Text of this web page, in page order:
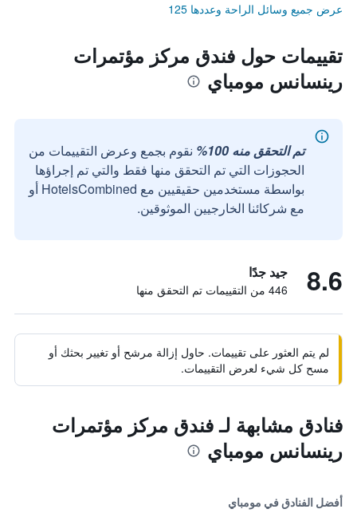
عرض جميع وسائل الراحة وعددها 125
تقييمات حول فندق مركز مؤتمرات
رينسانس مومباي
تم التحقق منه 100%
نقوم بجمع وعرض التقييمات من
الحجوزات التي تم التحقق منها فقط والتي تم إجراؤها
بواسطة مستخدمين حقيقيين مع HotelsCombined أو
مع شركائنا الخارجيين الموثوقين.
8.6 جيد جدًا
446 من التقييمات تم التحقق منها
لم يتم العثور على تقييمات. حاول إزالة مرشح أو تغيير بحثك أو
مسح كل شيء لعرض التقييمات.
فنادق مشابهة لـ فندق مركز مؤتمرات
رينسانس مومباي
أفضل الفنادق في مومباي